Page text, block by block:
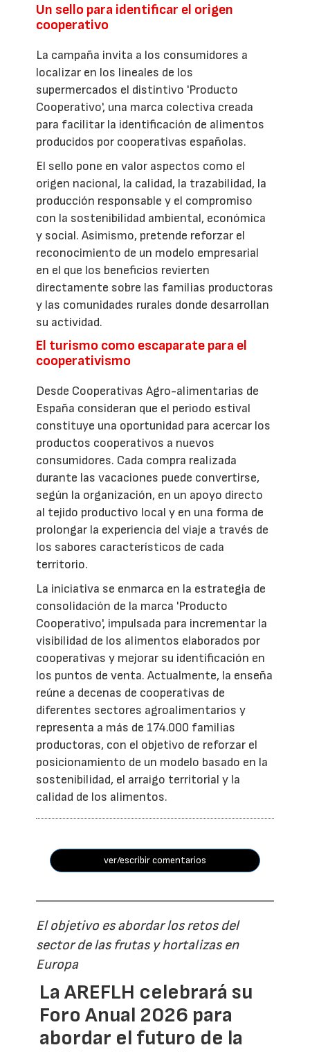
Un sello para identificar el origen
cooperativo
La campaña invita a los consumidores a
localizar en los lineales de los
supermercados el distintivo 'Producto
Cooperativo', una marca colectiva creada
para facilitar la identificación de alimentos
producidos por cooperativas españolas.
El sello pone en valor aspectos como el
origen nacional, la calidad, la trazabilidad, la
producción responsable y el compromiso
con la sostenibilidad ambiental, económica
y social. Asimismo, pretende reforzar el
reconocimiento de un modelo empresarial
en el que los beneficios revierten
directamente sobre las familias productoras
y las comunidades rurales donde desarrollan
su actividad.
El turismo como escaparate para el
cooperativismo
Desde Cooperativas Agro-alimentarias de
España consideran que el periodo estival
constituye una oportunidad para acercar los
productos cooperativos a nuevos
consumidores. Cada compra realizada
durante las vacaciones puede convertirse,
según la organización, en un apoyo directo
al tejido productivo local y en una forma de
prolongar la experiencia del viaje a través de
los sabores característicos de cada
territorio.
La iniciativa se enmarca en la estrategia de
consolidación de la marca 'Producto
Cooperativo', impulsada para incrementar la
visibilidad de los alimentos elaborados por
cooperativas y mejorar su identificación en
los puntos de venta. Actualmente, la enseña
reúne a decenas de cooperativas de
diferentes sectores agroalimentarios y
representa a más de 174.000 familias
productoras, con el objetivo de reforzar el
posicionamiento de un modelo basado en la
sostenibilidad, el arraigo territorial y la
calidad de los alimentos.
ver/escribir comentarios
El objetivo es abordar los retos del
sector de las frutas y hortalizas en
Europa
La AREFLH celebrará su
Foro Anual 2026 para
abordar el futuro de la